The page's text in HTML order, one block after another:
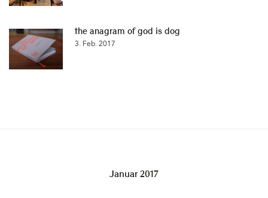
the anagram of god is dog
3. Feb. 2017
Januar 2017